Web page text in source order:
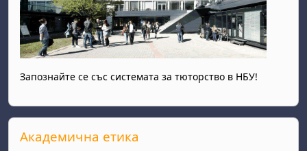
Запознайте се със системата за тюторство в НБУ!
Прескочи Академична етика
Академична етика